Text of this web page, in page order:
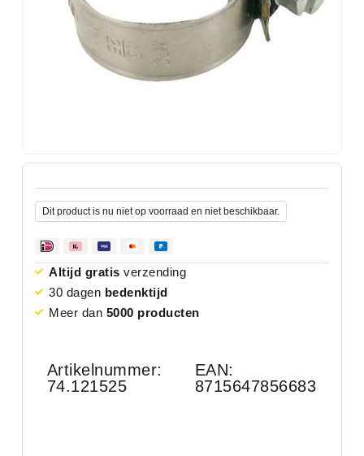
Dit product is nu niet op voorraad en niet beschikbaar.
Altijd gratis verzending
30 dagen bedenktijd
Meer dan 5000 producten
Artikelnummer:
74.121525
EAN:
8715647856683